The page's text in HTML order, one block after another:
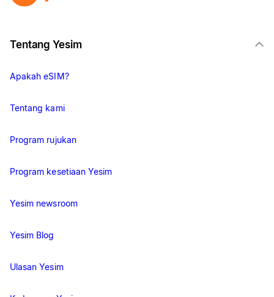
Tentang Yesim
Apakah eSIM?
Tentang kami
Program rujukan
Program kesetiaan Yesim
Yesim newsroom
Yesim Blog
Ulasan Yesim